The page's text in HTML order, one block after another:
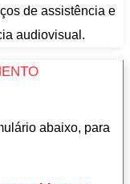
de assistência e
audiovisual.
abaixo, para